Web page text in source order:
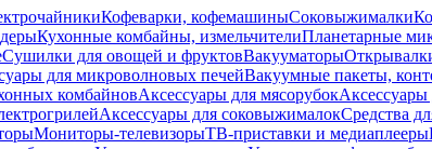
Кофеварки, кофемашиныСоковыжималки
Кухонные комбайны, измельчителиПланетарные
Сушилки для овощей и фруктовВакууматоры
для микроволновых печейВакуумные пакеты,
комбайновАксессуары для мясорубокАксессуары
Аксессуары для соковыжималокСредства
Мониторы-телевизорыТВ-приставки и медиаплееры